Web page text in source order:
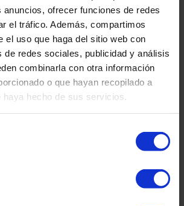
anuncios, ofrecer funciones de redes
el tráfico. Además, compartimos
el uso que haga del sitio web con
de redes sociales, publicidad y análisis
combinarla con otra información
o que hayan recopilado a
hecho de sus servicios.
els diners. El que molts desconeixen és que
més del que es permet, el
a cobrar interessos a més de la